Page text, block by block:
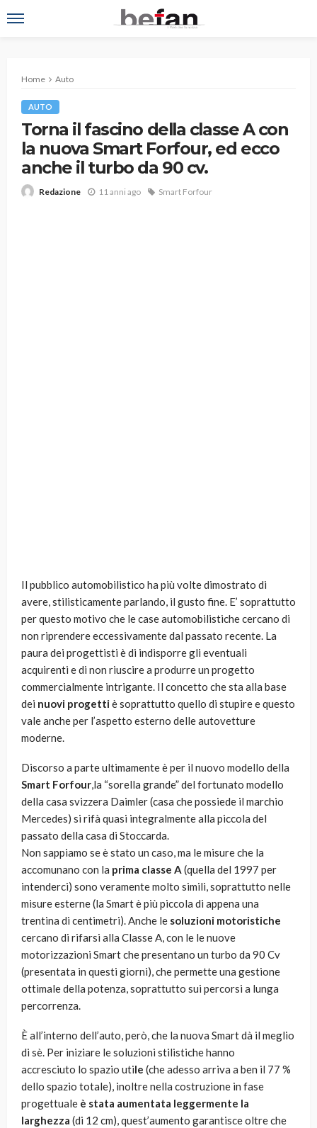
Home Auto
AUTO
Torna il fascino della classe A con
la nuova Smart Forfour, ed ecco
anche il turbo da 90 cv.
Redazione 11 anni ago Smart Forfour
Il pubblico automobilistico ha più volte dimostrato di
avere, stilisticamente parlando, il gusto fine. E’ soprattutto
per questo motivo che le case automobilistiche cercano di
non riprendere eccessivamente dal passato recente. La
paura dei progettisti è di indisporre gli eventuali
acquirenti e di non riuscire a produrre un progetto
commercialmente intrigante. Il concetto che sta alla base
dei nuovi progettiè soprattutto quello di stupire e questo
vale anche per l’aspetto esterno delle autovetture
moderne.
Discorso a parte ultimamente è per il nuovo modello della
Smart Forfour,la “sorella grande” del fortunato modello
della casa svizzera Daimler (casa che possiede il marchio
Mercedes) si rifà quasi integralmente alla piccola del
passato della casa di Stoccarda.
Non sappiamo se è stato un caso, ma le misure che la
accomunano con la prima classe A (quella del 1997 per
intenderci) sono veramente molto simili, soprattutto nelle
misure esterne (la Smart è più piccola di appena una
trentina di centimetri). Anche le soluzioni motoristiche
cercano di rifarsi alla Classe A, con le le nuove
motorizzazioni Smart che presentano un turbo da 90 Cv
(presentata in questi giorni), che permette una gestione
ottimale della potenza, soprattutto sui percorsi a lunga
percorrenza.
È all’interno dell’auto, però, che la nuova Smart dà il meglio
di sè. Per iniziare le soluzioni stilistiche hanno
accresciuto lo spazio utile (che adesso arriva a ben il 77 %
dello spazio totale), inoltre nella costruzione in fase
progettuale è stata aumentata leggermente la
larghezza (di 12 cm), quest’aumento garantisce oltre che